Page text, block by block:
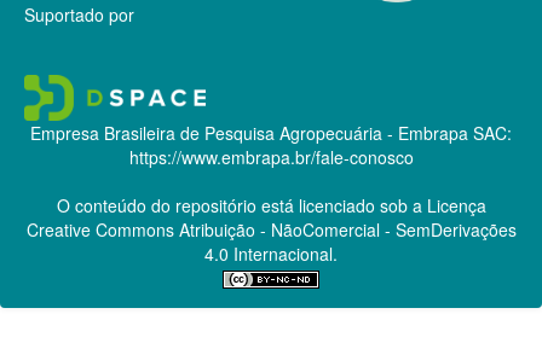
Suportado por
Empresa Brasileira de Pesquisa Agropecuária - Embrapa SAC:
https://www.embrapa.br/fale-conosco
O conteúdo do repositório está licenciado sob a Licença
Creative CommonsAtribuição - NãoComercial - SemDerivações
4.0 Internacional.